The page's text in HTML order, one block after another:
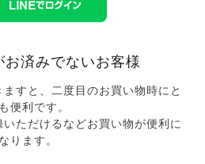
お済みでないお客様
すと、二度目のお買い物時にと
便利です。
ただけるなどお買い物が便利に
なります。